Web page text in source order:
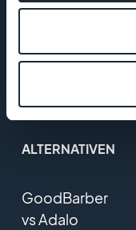
Entwicklung
ALTERNATIVEN
GoodBarber
vs Adalo